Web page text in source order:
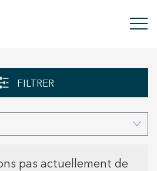
FILTRER
pas actuellement de